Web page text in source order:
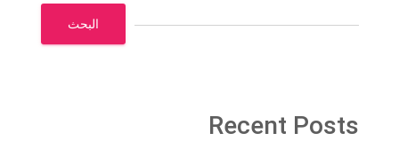
البحث
Recent Posts